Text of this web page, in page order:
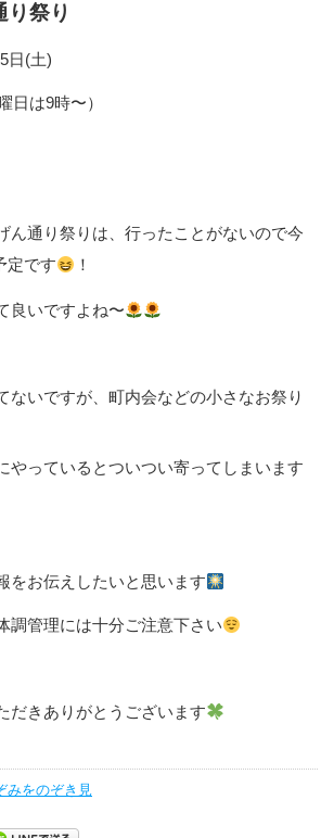
り祭り
日(土)
日は9時〜）
ん通り祭りは、行ったことがないので今
定です ！
良いですよね〜
ないですが、町内会などの小さなお祭り
やっているとついつい寄ってしまいます
をお伝えしたいと思います
調管理には十分ご注意下さい
だきありがとうございます
みをのぞき見